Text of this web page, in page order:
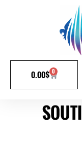
0.00$ 0